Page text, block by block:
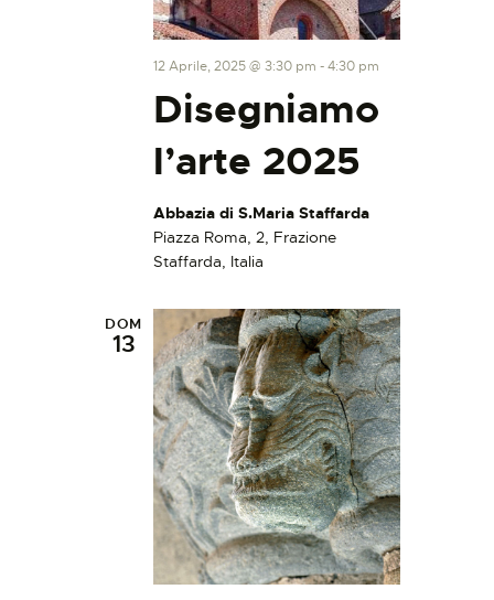
Disegniamo
l’arte 2025
12 Aprile, 2025 @ 3:30 pm -4:30 pm
Abbazia di S.Maria Staffarda
Piazza Roma, 2, Frazione
Staffarda, Italia
DOM
13